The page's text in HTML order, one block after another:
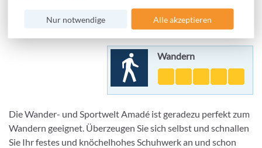
Wandern
Die Wander- und Sportwelt Amadé ist geradezu perfekt zum
Wandern geeignet. Überzeugen Sie sich selbst und schnallen
Sie Ihr festes und knöchelhohes Schuhwerk an und schon
Nur notwendige Alle akzeptieren